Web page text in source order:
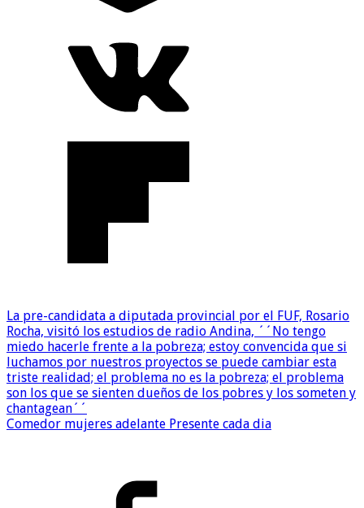
La pre-candidata a diputada provincial por el FUF, Rosario
Rocha, visitó los estudios de radio Andina, ´´No tengo
miedo hacerle frente a la pobreza; estoy convencida que si
luchamos por nuestros proyectos se puede cambiar esta
triste realidad; el problema no es la pobreza; el problema
son los que se sienten dueños de los pobres y los someten y
chantagean´´
Comedor mujeres adelante Presente cada dia